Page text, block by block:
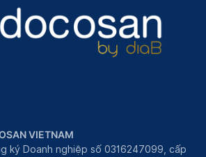
VIETNAM
ký Doanh nghiệp số 0316247099, cấp